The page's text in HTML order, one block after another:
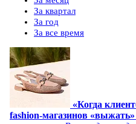
За квартал
За год
За все время
«Когда
fashion-магазинов